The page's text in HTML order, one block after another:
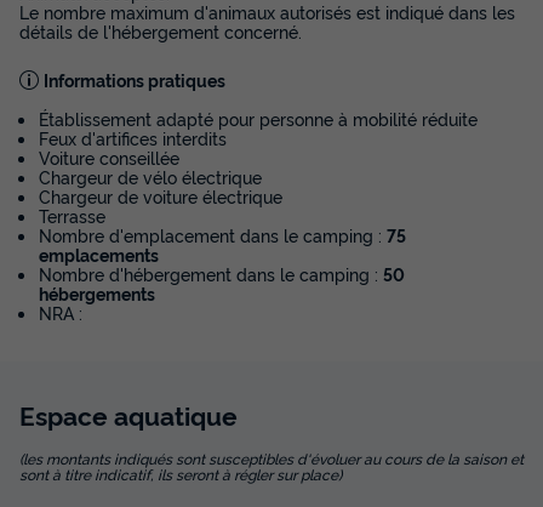
Le nombre maximum d'animaux autorisés est indiqué dans les
détails de l'hébergement concerné.
Informations pratiques
Établissement adapté pour personne à mobilité réduite
Feux d'artifices interdits
Voiture conseillée
Chargeur de vélo électrique
Chargeur de voiture électrique
Terrasse
Nombre d'emplacement dans le camping : 75
emplacements
Nombre d'hébergement dans le camping : 50
hébergements
NRA :
Espace aquatique
(les montants indiqués sont susceptibles d'évoluer au cours de la saison et
sont à titre indicatif, ils seront à régler sur place)